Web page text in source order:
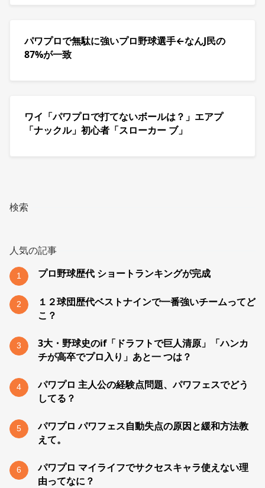
パワプロで無駄に強いプロ野球選手←なんJ民の
87%が一致
ワイ「パワプロで打てないボールは？」エアプ
「ナックル」初心者「スローカー ブ」
検索
人気の記事
1 プロ野球歴代 ショートランキングが完成
2
１２球団歴代ベストナインで一番強いチームってど
こ？
3
3大・野球史のif「ドラフトで巨人清原」「ハンカ
チが高卒でプロ入り」あと一 つは？
4
パワプロ 主人公の経験点問題、パワフェスでどう
してる？
5
パワプロ パワフェス自動失点の原因と緩和方法教
えて。
6
パワプロ マイライフでサクセスキャラ使えない理
由ってなに？